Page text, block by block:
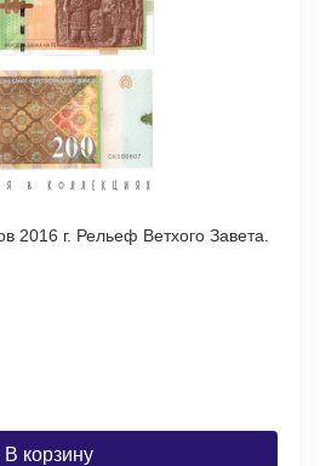
2016 г. Рельеф Ветхого Завета.
В корзину